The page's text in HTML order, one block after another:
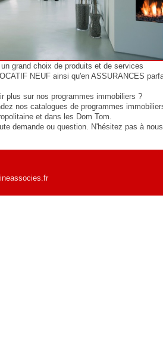
grand choix de produits et de services
NEUF ainsi qu'en ASSURANCES
plus sur nos programmes immobiliers ?
nos catalogues de programmes
et dans les Dom Tom.
demande ou question. N'hésitez pas à